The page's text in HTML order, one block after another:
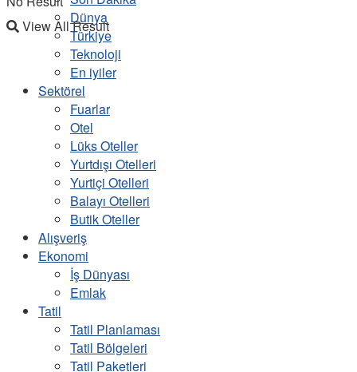
View All Result
Dünya
Türkiye
Teknoloji
En iyiler
Sektörel
Fuarlar
Otel
Lüks Oteller
Yurtdışı Otelleri
Yurtiçi Otelleri
Balayı Otelleri
Butik Oteller
Alışveriş
Ekonomi
İş Dünyası
Emlak
Tatil
Tatil Planlaması
Tatil Bölgeleri
Tatil Paketleri